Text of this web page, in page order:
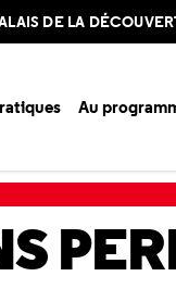
DE LA
Au